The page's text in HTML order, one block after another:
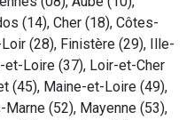
(14), Cher (18), Côtes-
Loir (28), Finistère (29), Ille-
et-Loire (37), Loir-et-Cher
(45), Maine-et-Loire (49),
(52), Mayenne (53),